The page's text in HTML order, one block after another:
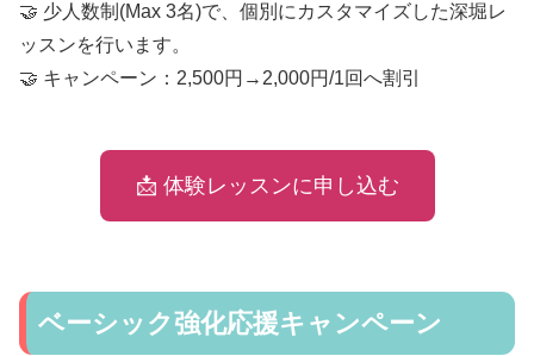
🤝 少人数制(Max 3名)で、個別にカスタマイズした深堀レ
ッスンを行います。
🤝 キャンペーン：2,500円→2,000円/1回へ割引
📩 体験レッスンに申し込む
ベーシック強化応援キャンペーン